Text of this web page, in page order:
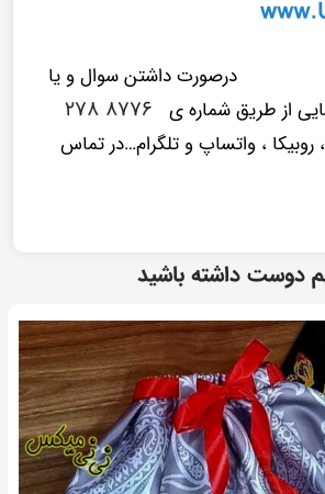
درصورت داشتن سوال و یا
از طریق شماره ی
۸۷۷۶ ۲۷۸
روبیکا ، واتساپ و تلگرام…در تماس
دوست داشته باشید